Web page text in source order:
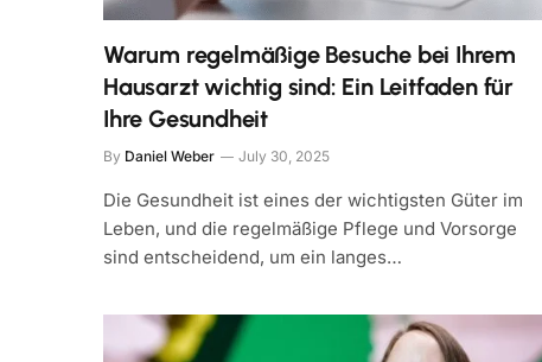
Warum regelmäßige Besuche bei Ihrem
Hausarzt wichtig sind: Ein Leitfaden für
Ihre Gesundheit
By Daniel Weber July 30, 2025
Die Gesundheit ist eines der wichtigsten Güter im
Leben, und die regelmäßige Pflege und Vorsorge
sind entscheidend, um ein langes…